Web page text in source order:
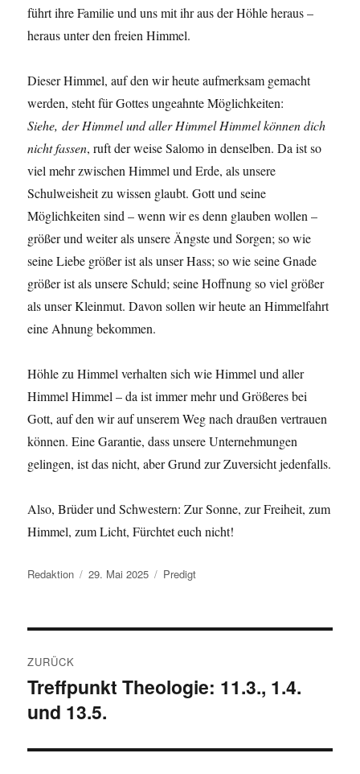
führt ihre Familie und uns mit ihr aus der Höhle heraus –
heraus unter den freien Himmel.
Dieser Himmel, auf den wir heute aufmerksam gemacht
werden, steht für Gottes ungeahnte Möglichkeiten:
Siehe, der Himmel und aller Himmel Himmel können dich
nicht fassen, ruft der weise Salomo in denselben. Da ist so
viel mehr zwischen Himmel und Erde, als unsere
Schulweisheit zu wissen glaubt. Gott und seine
Möglichkeiten sind – wenn wir es denn glauben wollen –
größer und weiter als unsere Ängste und Sorgen; so wie
seine Liebe größer ist als unser Hass; so wie seine Gnade
größer ist als unsere Schuld; seine Hoffnung so viel größer
als unser Kleinmut. Davon sollen wir heute an Himmelfahrt
eine Ahnung bekommen.
Höhle zu Himmel verhalten sich wie Himmel und aller
Himmel Himmel – da ist immer mehr und Größeres bei
Gott, auf den wir auf unserem Weg nach draußen vertrauen
können. Eine Garantie, dass unsere Unternehmungen
gelingen, ist das nicht, aber Grund zur Zuversicht jedenfalls.
Also, Brüder und Schwestern: Zur Sonne, zur Freiheit, zum
Himmel, zum Licht, Fürchtet euch nicht!
Autor
Redaktion
Veröffentlicht
29. Mai 2025 Kategorien
Predigt
ZURÜCK
Vorheriger
Beitrag:
Treffpunkt Theologie: 11.3., 1.4.
und 13.5.